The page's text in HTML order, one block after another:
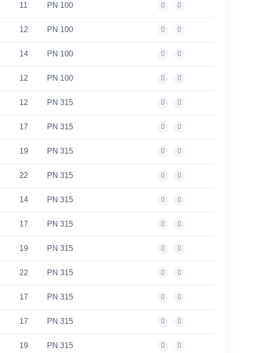
11 PN 100
12 PN 100
14 PN 100
12 PN 100
12 PN 315
17 PN 315
19 PN 315
22 PN 315
14 PN 315
17 PN 315
19 PN 315
22 PN 315
17 PN 315
17 PN 315
19 PN 315